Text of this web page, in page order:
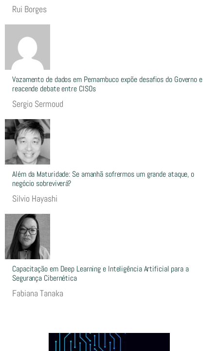
Rui Borges
Vazamento de dados em Pernambuco expõe desafios do Governo e
reacende debate entre CISOs
Sergio Sermoud
Além da Maturidade: Se amanhã sofrermos um grande ataque, o
negócio sobreviverá?
Silvio Hayashi
Capacitação em Deep Learning e Inteligência Artificial para a
Segurança Cibernética
Fabiana Tanaka